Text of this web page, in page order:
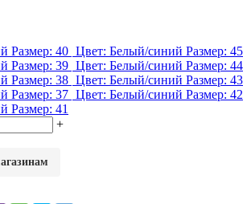
Размер: 40 Цвет: Белый/синий Размер: 45
Размер: 39 Цвет: Белый/синий Размер: 44
Размер: 38 Цвет: Белый/синий Размер: 43
Размер: 37 Цвет: Белый/синий Размер: 42
Размер: 41
+